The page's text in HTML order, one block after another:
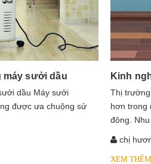
máy sưởi dầu
dầu Máy sưởi
được ưa chuộng sử
Kinh
Thị
hơn trong
đông.
chị
XEM THÊM